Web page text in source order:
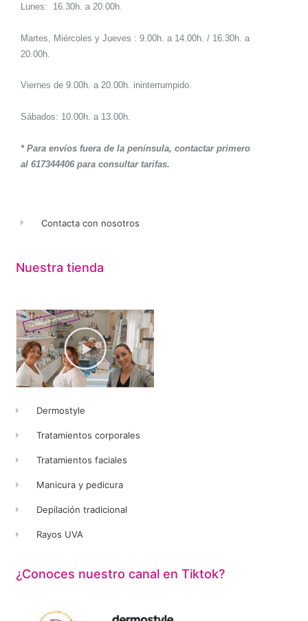
Lunes: 16.30h. a 20.00h.
Martes, Miércoles y Jueves : 9.00h. a 14.00h. / 16.30h. a
20.00h.
Viernes de 9.00h. a 20.00h. ininterrumpido.
Sábados: 10.00h. a 13.00h.
* Para envíos fuera de la península, contactar primero
al 617344406 para consultar tarifas.
Contacta con nosotros
Nuestra tienda
Dermostyle
Tratamientos corporales
Tratamientos faciales
Manicura y pedicura
Depilación tradicional
Rayos UVA
¿Conoces nuestro canal en Tiktok?